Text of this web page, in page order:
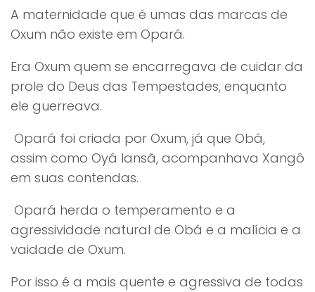
A maternidade que é umas das marcas de
Oxum não existe em Opará.
Era Oxum quem se encarregava de cuidar da
prole do Deus das Tempestades, enquanto
ele guerreava.
Opará foi criada por Oxum, já que Obá,
assim como Oyá Iansã, acompanhava Xangô
em suas contendas.
Opará herda o temperamento e a
agressividade natural de Obá e a malícia e a
vaidade de Oxum.
Por isso é a mais quente e agressiva de todas